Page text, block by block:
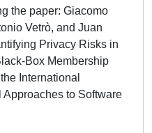
the paper: Giacomo
Vetrò, and Juan
Privacy Risks in
Box Membership
International
to Software